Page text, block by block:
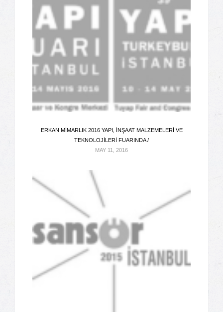
ERKAN MIMARLIK 2016 YAPI, İNŞAAT MALZEMELERI VE
TEKNOLOJILERI FUARINDA /
MAY 11, 2016